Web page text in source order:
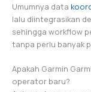
Umumnya data
lalu diintegrasikan
sehingga workflow
tanpa perlu banyak
Apakah Garmin
operator baru?